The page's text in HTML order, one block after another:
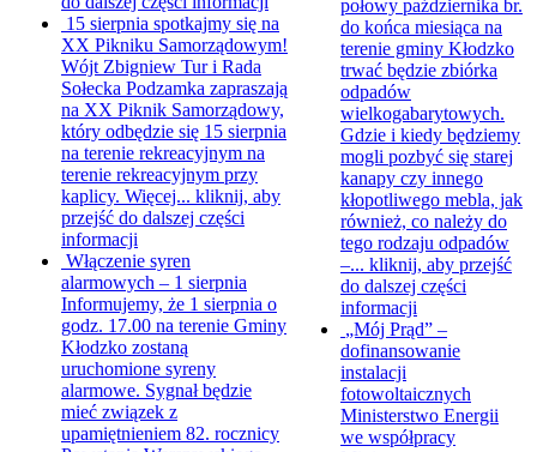
15 sierpnia spotkajmy się na
XX Pikniku Samorządowym!
Wójt Zbigniew Tur i Rada
Sołecka Podzamka zapraszają
na XX Piknik Samorządowy,
który odbędzie się 15 sierpnia
na terenie rekreacyjnym na
terenie rekreacyjnym przy
kaplicy. Więcej... kliknij, aby
przejść do dalszej części
informacji
Włączenie syren
alarmowych – 1 sierpnia
Informujemy, że 1 sierpnia o
godz. 17.00 na terenie Gminy
Kłodzko zostaną
uruchomione syreny
alarmowe. Sygnał będzie
mieć związek z
upamiętnieniem 82. rocznicy
połowy października br.
do końca miesiąca na
terenie gminy Kłodzko
trwać będzie zbiórka
odpadów
wielkogabarytowych.
Gdzie i kiedy będziemy
mogli pozbyć się starej
kanapy czy innego
kłopotliwego mebla, jak
również, co należy do
tego rodzaju odpadów
–... kliknij, aby przejść
do dalszej części
informacji
„Mój Prąd” –
dofinansowanie
instalacji
fotowoltaicznych
Ministerstwo Energii
we współpracy